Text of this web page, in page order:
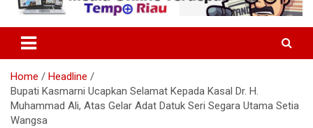
Home
Headline
Bupati Kasmarni Ucapkan Selamat Kepada Kasal Dr. H.
Muhammad Ali, Atas Gelar Adat Datuk Seri Segara Utama Setia
Wangsa